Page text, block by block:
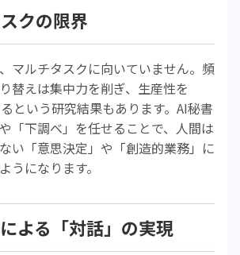
クの限界
マルチタスクに向いていません。頻
替えは集中力を削ぎ、生産性を
という研究結果もあります。AI秘書
「下調べ」を任せることで、人間は
い「意思決定」や「創造的業務」に
うになります。
よる「対話」の実現